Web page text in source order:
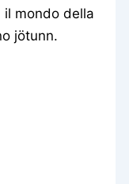
il mondo della
jötunn.